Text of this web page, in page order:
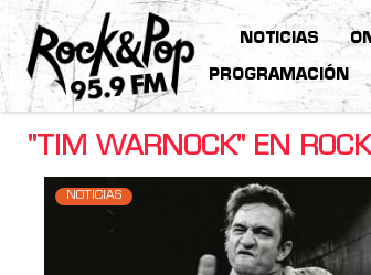
NOTICIAS
PROGRAMACIÓN
"TIM WARNOCK" EN
NOTICIAS